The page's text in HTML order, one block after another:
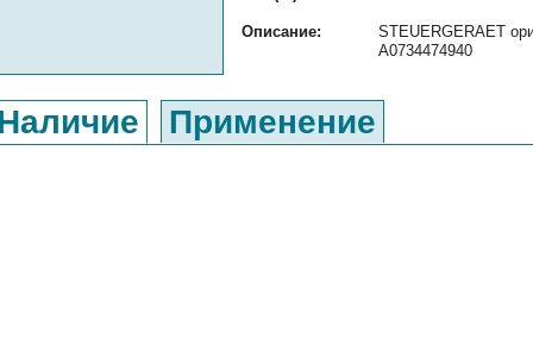
Описание:
STEUERGERAET
A0734474940
Применение